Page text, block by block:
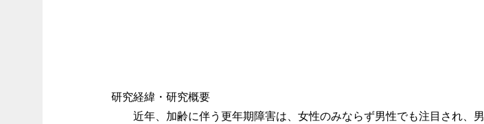
研究経緯・研究概要
近年、加齢に伴う更年期障害は、女性のみならず男性でも注目され、